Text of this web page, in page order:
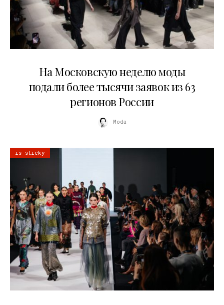
На Московскую неделю моды
подали более тысячи заявок из 63
регионов России
Moda
is sticky